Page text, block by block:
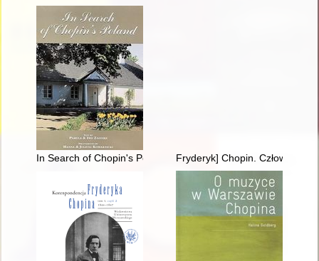
In Search of Chopin's Poland Fryderyk] Chopin. Człowiek,